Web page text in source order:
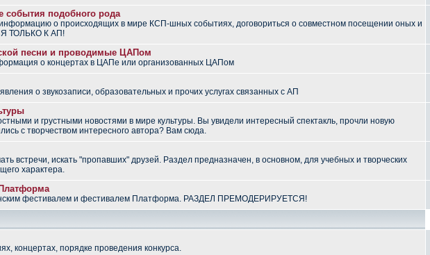
события подобного рода
о происходящих в мире КСП-шных событиях, договориться о совместном посещении оных и
ТОЛЬКО К АП!
песни и проводимые ЦАПом
о концертах в ЦАПе или организованных ЦАПом
о звукозаписи, образовательных и прочих услугах связанных с АП
и грустными новостями в мире культуры. Вы увидели интересный спектакль, прочли новую
с творчеством интересного автора? Вам сюда.
встречи, искать "пропавших" друзей. Раздел предназначен, в основном, для учебных и творческих
характера.
фестивалем и фестивалем Платформа. РАЗДЕЛ ПРЕМОДЕРИРУЕТСЯ!
концертах, порядке проведения конкурса.